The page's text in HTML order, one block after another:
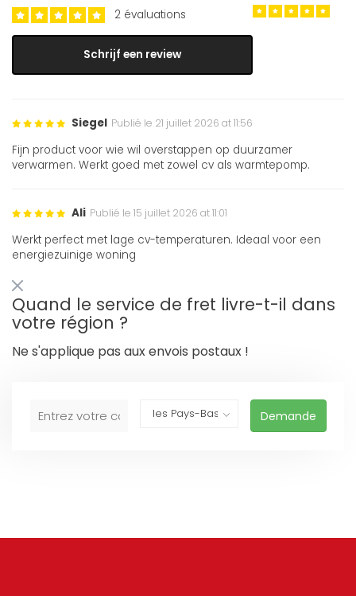
2 évaluations
Schrijf een review
Siegel Publié le 21 juillet 2026 at 11:56
Fijn product voor wie wil overstappen op duurzamer
verwarmen. Werkt goed met zowel cv als warmtepomp.
Ali Publié le 15 juillet 2026 at 11:01
Werkt perfect met lage cv-temperaturen. Ideaal voor een
energiezuinige woning
Quand le service de fret livre-t-il dans
votre région ?
Ne s'applique pas aux envois postaux !
Demande